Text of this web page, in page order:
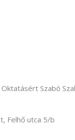
Szabó
Felhő utca 5/b